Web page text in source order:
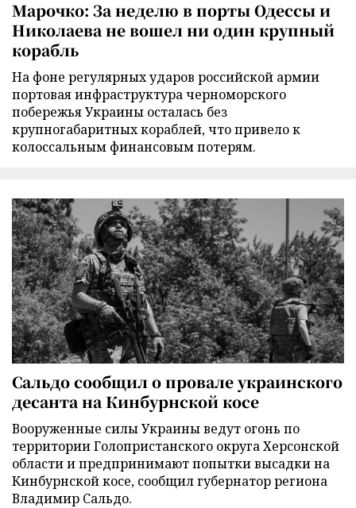
Марочко: За неделю в порты Одессы и
Николаева не вошел ни один крупный
корабль
На фоне регулярных ударов российской армии
портовая инфраструктура черноморского
побережья Украины осталась без
крупногабаритных кораблей, что привело к
колоссальным финансовым потерям.
Сальдо сообщил о провале украинского
десанта на Кинбурнской косе
Вооруженные силы Украины ведут огонь по
территории Голопристанского округа Херсонской
области и предпринимают попытки высадки на
Кинбурнской косе, сообщил губернатор региона
Владимир Сальдо.